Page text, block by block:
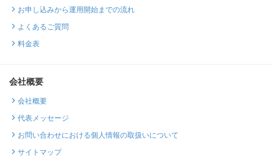
お申し込みから運用開始までの流れ
よくあるご質問
料金表
会社概要
会社概要
代表メッセージ
お問い合わせにおける個人情報の取扱いについて
サイトマップ